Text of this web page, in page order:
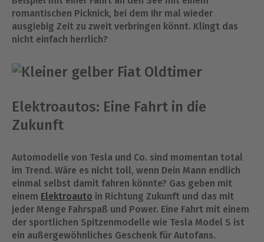
romantischen Picknick, bei dem Ihr mal wieder
ausgiebig Zeit zu zweit verbringen könnt. Klingt das
nicht einfach herrlich?
Elektroautos: Eine Fahrt in die
Zukunft
Automodelle von Tesla und Co. sind momentan total
im Trend. Wäre es nicht toll, wenn Dein Mann endlich
einmal selbst damit fahren könnte? Gas geben mit
einem Elektroauto in Richtung Zukunft und das mit
jeder Menge Fahrspaß und Power. Eine Fahrt mit einem
der sportlichen Spitzenmodelle wie Tesla Model S ist
ein außergewöhnliches Geschenk für Autofans.